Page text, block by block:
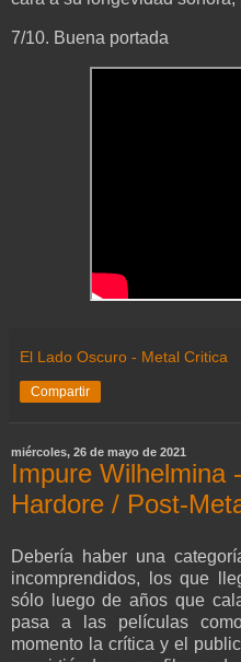
7/10. Buena portada
El Lado Oscuro - Metal Critica
Compartir
miércoles, 26 de mayo de 2021
Impure Wilhelmina
Hardore / Post-
Debería haber una
incomprendidos, los que
sólo luego de años que
pasa a las películas
momento la crítica y el